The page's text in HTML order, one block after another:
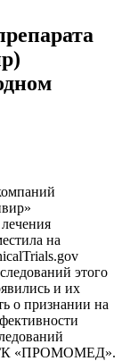
на
этого
и их
о признании на
ГК «ПРОМОМЕД».